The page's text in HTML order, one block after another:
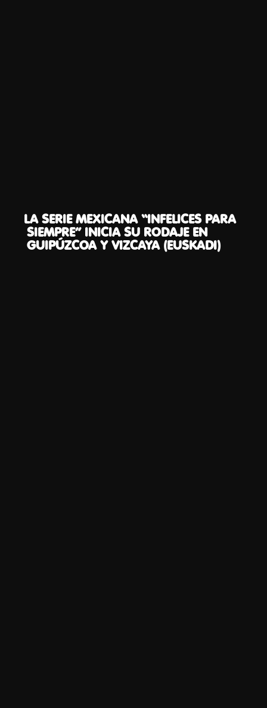
LA SERIE MEXICANA “INFELICES PARA
SIEMPRE” INICIA SU RODAJE EN
GUIPÚZCOA Y VIZCAYA (EUSKADI)